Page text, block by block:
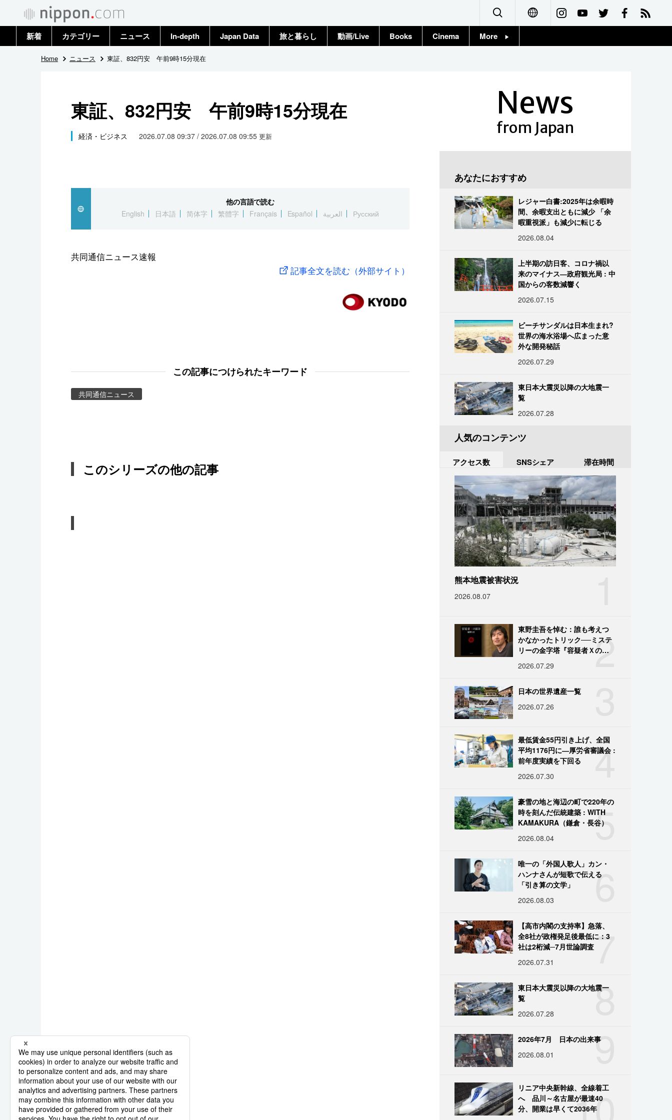
Français
新着 カテゴリー
政治・外交
国際
科学・技術
暮らし
ニュース
トップ
In-depth Japan Data 旅と暮らし 動画/Live Books Cinema More
Home ニュース 東証、832円安 午前9時15分現在
東証、832円安 午前9時15分現在
経済・ビジネス 2026.07.08 09:37 / 2026.07.08 09:55 更新
他の言語で読む
English
日本語 简体字 繁體字 Français Español العربية Русский
共同通信ニュース速報
記事全文を読む（外部サイト）
この記事につけられたキーワード
共同通信ニュース
このシリーズの他の記事
News
from Japan
あなたにおすすめ
レジャー白書:2025年は余暇時
間、余暇支出ともに減少 「余
暇重視派」も減少に転じる
2026.08.04
上半期の訪日客、コロナ禍以
来のマイナス―政府観光局 : 中
国からの客数減響く
2026.07.15
ビーチサンダルは日本生まれ?
世界の海水浴場へ広まった意
外な開発秘話
2026.07.29
東日本大震災以降の大地震一
覧
2026.07.28
人気のコンテンツ
アクセス数 SNSシェア 滞在時間
熊本地震被害状況
2026.08.07
2
東野圭吾を悼む：誰も考えつ
かなかったトリック──ミステ
リーの金字塔『容疑者Ｘの献
2026.07.29
日本の世界遺産一覧
2026.07.26
4
最低賃金55円引き上げ、全国
平均1176円に―厚労省審議会 :
前年度実績を下回る
2026.07.30
5
豪雪の地と海辺の町で220年の
時を刻んだ伝統建築 : WITH
KAMAKURA（鎌倉・長谷）
2026.08.04
6
唯一の「外国人歌人」カン・
ハンナさんが短歌で伝える
「引き算の文学」
2026.08.03
7
【高市内閣の支持率】急落、
全8社が政権発足後最低に：3
社は2桁減─7月世論調査
2026.07.31
8
東日本大震災以降の大地震一
覧
2026.07.28
9
2026年7月 日本の出来事
2026.08.01
10
リニア中央新幹線、全線着工
へ 品川～名古屋が最速40
分、開業は早くて2036年